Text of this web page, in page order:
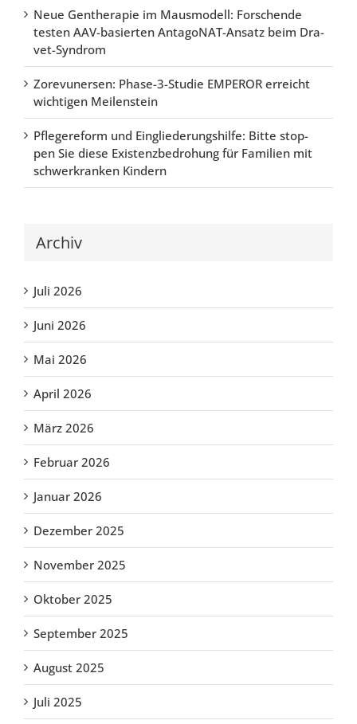
Neue Gen­the­ra­pie im Maus­mo­dell: For­schen­de
tes­ten AAV-basier­ten Ant­agoN­AT-Ansatz beim Dra­
vet-Syn­drom
Zore­vu­n­er­sen: Pha­se-3-Stu­die EMPER­OR erreicht
wich­ti­gen Mei­len­stein
Pfle­ge­re­form und Ein­glie­de­rungs­hil­fe: Bit­te stop­
pen Sie die­se Exis­tenz­be­dro­hung für Fami­li­en mit
schwer­kran­ken Kin­dern
Archiv
Juli 2026
Juni 2026
Mai 2026
April 2026
März 2026
Februar 2026
Januar 2026
Dezember 2025
November 2025
Oktober 2025
September 2025
August 2025
Juli 2025